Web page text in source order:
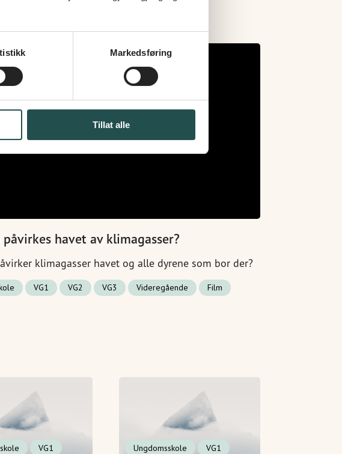
Markedsføring
Tillat alle
havet av klimagasser?
klimagasser havet og alle dyrene som bor der?
VG1 VG2 VG3 Videregående
Film
VG1
Ungdomsskole
VG1